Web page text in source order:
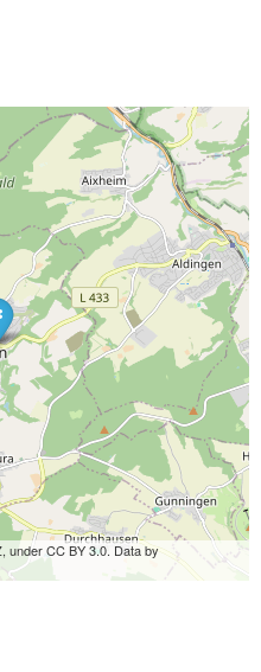
under CC BY 3.0. Data by